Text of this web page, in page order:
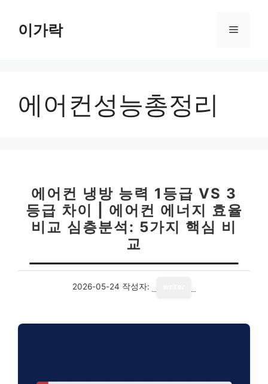
이가락 메
에어컨성능총정리
에어컨 냉방 능력 1등급 VS 3
등급 차이 | 에어컨 에너지 효율
비교 심층분석: 5가지 핵심 비
교
2026-05-24 작성자: